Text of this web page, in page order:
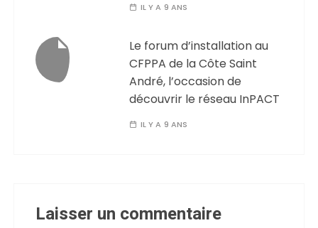
IL Y A 9 ANS
Le forum d’installation au
CFPPA de la Côte Saint
André, l’occasion de
découvrir le réseau InPACT
IL Y A 9 ANS
Laisser un commentaire